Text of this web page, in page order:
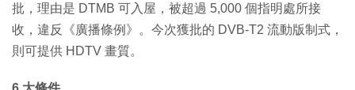
批，理由是 DTMB 可入屋，被超過 5,000 個指明處所接
收，違反《廣播條例》。今次獲批的 DVB-T2 流動版制式，
則可提供 HDTV 畫質。